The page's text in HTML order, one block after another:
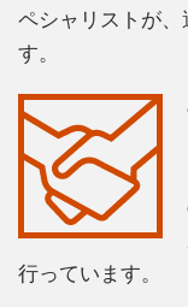
ペシャリストが、
す。
行っています。